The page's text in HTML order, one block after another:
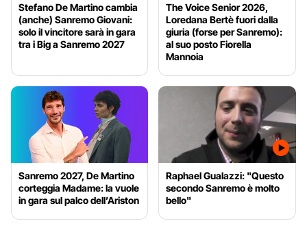
Stefano De Martino cambia
(anche) Sanremo Giovani:
solo il vincitore sarà in gara
tra i Big a Sanremo 2027
The Voice Senior 2026,
Loredana Bertè fuori dalla
giuria (forse per Sanremo):
al suo posto Fiorella
Mannoia
Sanremo 2027, De Martino
corteggia Madame: la vuole
in gara sul palco dell’Ariston
Raphael Gualazzi: "Questo
secondo Sanremo è molto
bello"